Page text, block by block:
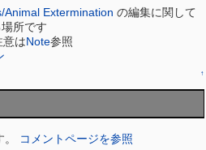
Animal Extermination の編集に関して
所です
意はNote参照
↑
。 コメントページを参照